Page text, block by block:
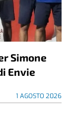
Simone
Envie
1 AGOSTO 2026